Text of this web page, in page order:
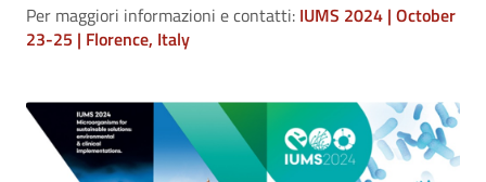
Per maggiori informazioni e contatti: IUMS 2024 | October
23-25 | Florence, Italy